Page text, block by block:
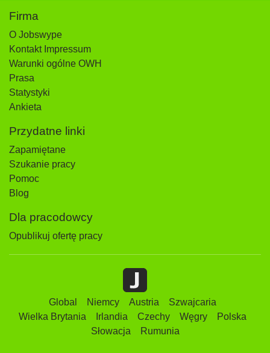
Firma
O Jobswype
Kontakt Impressum
Warunki ogólne OWH
Prasa
Statystyki
Ankieta
Przydatne linki
Zapamiętane
Szukanie pracy
Pomoc
Blog
Dla pracodowcy
Opublikuj ofertę pracy
Global Niemcy Austria
Szwajcaria
Wielka Brytania
Irlandia Czechy Węgry
Polska
Słowacja
Rumunia